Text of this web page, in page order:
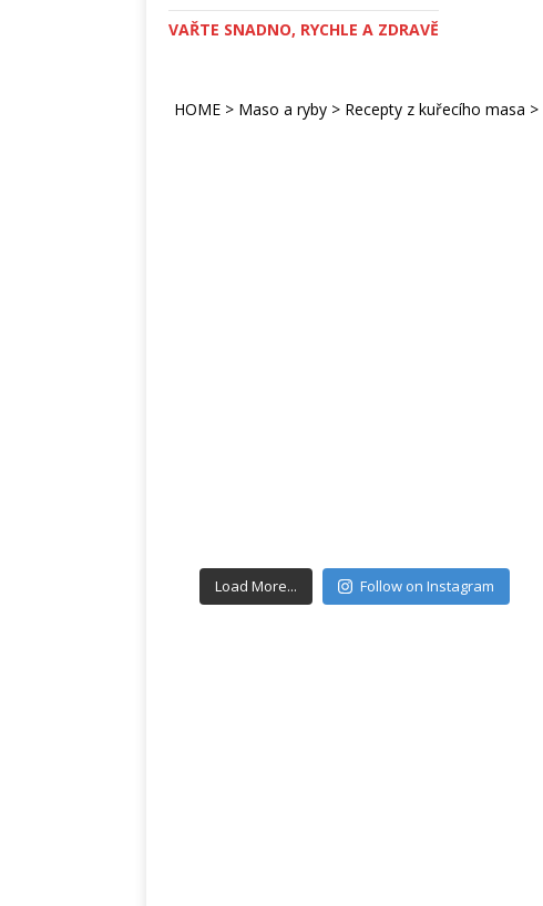
VAŘTE SNADNO, RYCHLE A ZDRAVĚ
HOME > Maso a ryby > Recepty z kuřecího masa >
Load More... Follow on Instagram